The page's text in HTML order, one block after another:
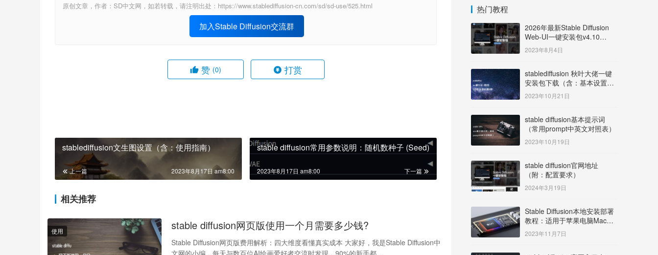
原创文章，作者：SD中文网，如若转载，请注明出处：https://www.stablediffusion-cn.com/sd/sd-use/525.html
加入Stable Diffusion交流群
赞 (0) 打赏
stablediffusion文生图设置（含：使用指南）
上一篇 2023年8月17日 am8:00
stable diffusion常用参数说明：随机数种子 (Seed)
下一篇
2023年8月17日 am8:00
相关推荐
使用 stable diffusion网页版使用一个月需要多少钱?
Stable Diffusion网页版费用解析：四大维度看懂真实成本 大家好，我是Stable Diffusion中
文网的小编，每天与数百位AI绘画爱好者交流时发现，90%的新手都…
热门教程
2026年最新Stable Diffusion
Web-UI一键安装包v4.10
Windows版【支持50系显卡】
2023年8月4日
stablediffusion 秋叶大佬一键
安装包下载（含：基本设置说
明）
2023年10月21日
stable diffusion基本提示词
（常用prompt中英文对照表）
2023年10月19日
stable diffusion官网地址
（附：配置要求）
2024年3月19日
Stable Diffusion本地安装部署
教程：适用于苹果电脑Mac
OS系统M系列芯片：
MacBook/iMac等
2023年11月7日